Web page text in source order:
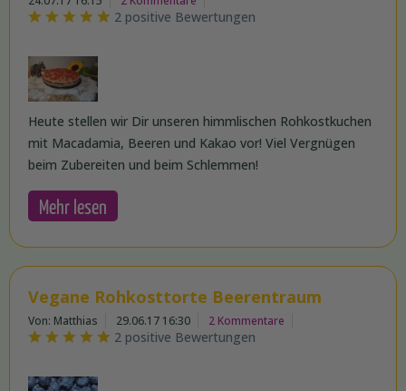
2 positive Bewertungen
Heute stellen wir Dir unseren himmlischen Rohkostkuchen
mit Macadamia, Beeren und Kakao vor! Viel Vergnügen
beim Zubereiten und beim Schlemmen!
Mehr lesen
Vegane Rohkosttorte Beerentraum
Von: Matthias 29.06.17 16:30 2 Kommentare
2 positive Bewertungen